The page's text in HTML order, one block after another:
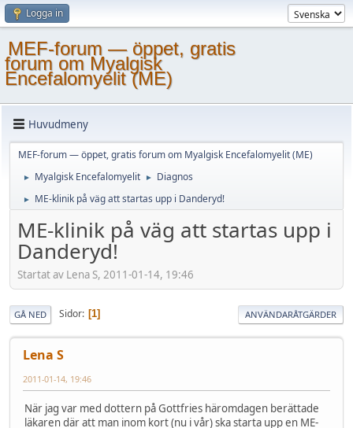
Logga in
MEF-forum — öppet, gratis
forum om Myalgisk
Encefalomyelit (ME)
Huvudmeny
MEF-forum — öppet, gratis forum om Myalgisk Encefalomyelit (ME)
► Myalgisk Encefalomyelit ► Diagnos
► ME-klinik på väg att startas upp i Danderyd!
ME-klinik på väg att startas upp i
Danderyd!
Startat av Lena S, 2011-01-14, 19:46
GÅ NED Sidor 1 ANVÄNDARÅTGÄRDER
Lena S
2011-01-14, 19:46
När jag var med dottern på Gottfries häromdagen berättade
läkaren där att man inom kort (nu i vår) ska starta upp en ME-